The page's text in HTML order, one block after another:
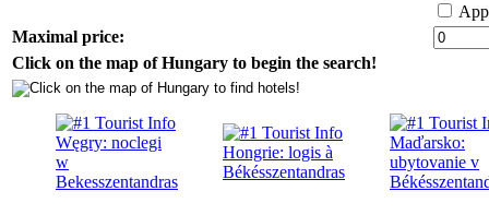
Maximal price:
Click on the map of Hungary to begin the search!